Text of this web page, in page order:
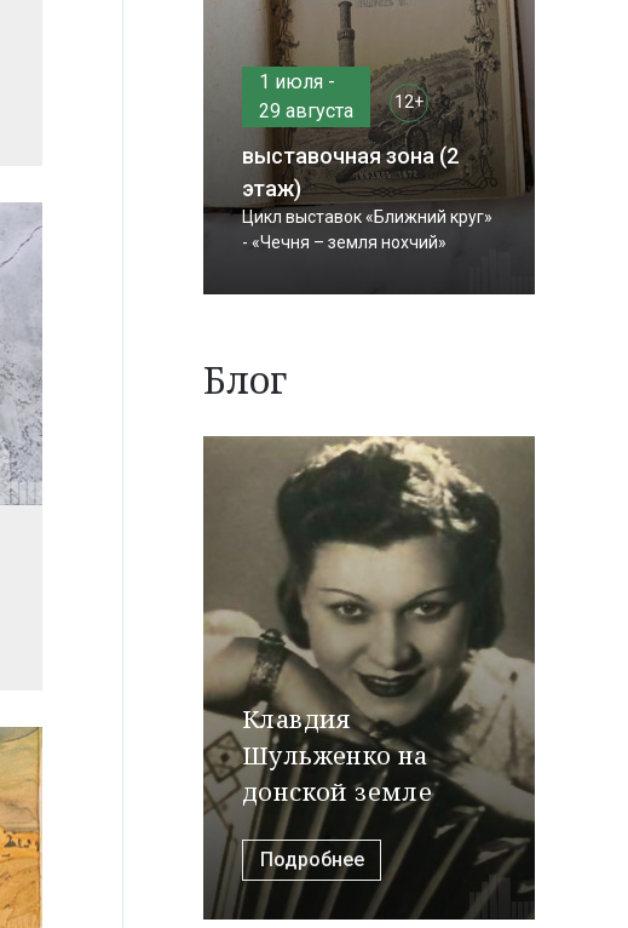
1 июля -
29 августа
12+
выставочная зона (2
этаж)
Цикл выставок «Ближний круг»
- «Чечня – земля нохчий»
Блог
Клавдия
Шульженко на
донской земле
Подробнее